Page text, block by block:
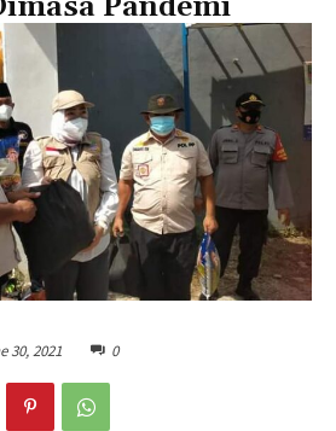
Pandemi
30, 2021 0